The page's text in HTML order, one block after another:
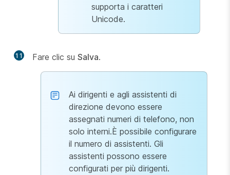
supporta i caratteri
Unicode.
11 Fare clic su Salva.
Ai dirigenti e agli assistenti di
direzione devono essere
assegnati numeri di telefono, non
solo interni.È possibile configurare
il numero di assistenti. Gli
assistenti possono essere
configurati per più dirigenti.